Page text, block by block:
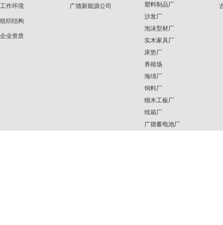
工作环境
组织结构
企业资质
广德新能源公司
塑料制品厂
沙发厂
泡沫型材厂
实木家具厂
床垫厂
养殖场
海绵厂
饲料厂
细木工板厂
纸箱厂
广德蓄电池厂